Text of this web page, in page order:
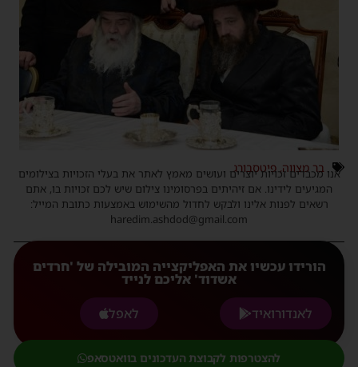
בר מצווה, פיטסבורג
אנו מכבדים זכויות יוצרים ועושים מאמץ לאתר את בעלי הזכויות בצילומים
המגיעים לידינו. אם זיהיתים בפרסומינו צילום שיש לכם זכויות בו, אתם
רשאים לפנות אלינו ולבקש לחדול מהשימוש באמצעות כתובת המייל:
haredim.ashdod@gmail.com
הורידו עכשיו את האפליקצייה המובילה של 'חרדים
אשדוד' אליכם לנייד
לאנדורואיד
לאפל
להצטרפות לקבוצת העדכונים בוואטסאפ